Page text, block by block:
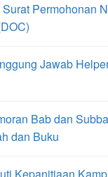
Permohonan
Jawab
Bab dan
dan Buku